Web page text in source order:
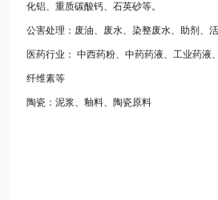
化铝、重质碳酸钙、石英砂等。
公害处理：废油、废水、染整废水、助剂、活
医药行业： 中西药粉、中药药液、工业药液
纤维素等
陶瓷：泥浆、釉料、陶瓷原料